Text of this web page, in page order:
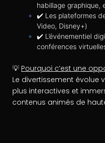
habillage graphique,
✔️ Les plateformes
Video, Disney+)
✔️ L’événementiel
conférences
💡 Pourquoi c’est une
Le divertissement évolue
plus interactives et
contenus animés de